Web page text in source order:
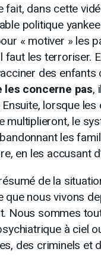
fait, dans cette
politique
« motiver » les
faut les terroriser.
des enfants
les concerne pas,
lorsque
multiplieront, le
les
en les accusant
de la
que nous vivons
Nous sommes
à ciel
des criminels et